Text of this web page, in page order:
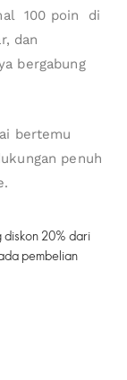
100 poin di
dan
bergabung
bertemu
penuh